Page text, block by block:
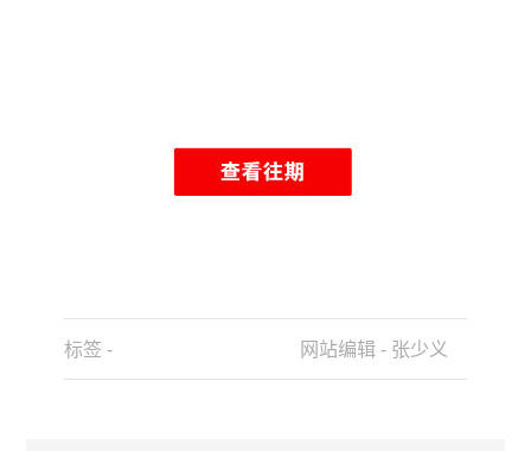
标签 - 网站编辑 - 张少义